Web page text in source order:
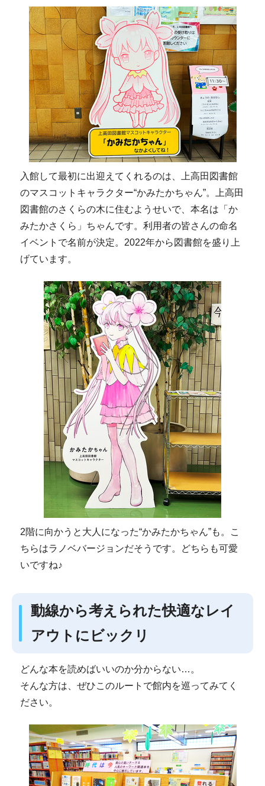
入館して最初に出迎えてくれるのは、上高田図書館
のマスコットキャラクター“かみたかちゃん”。上高田
図書館のさくらの木に住むようせいで、本名は「か
みたかさくら」ちゃんです。利用者の皆さんの命名
イベントで名前が決定。2022年から図書館を盛り上
げています。
2階に向かうと大人になった“かみたかちゃん”も。こ
ちらはラノベバージョンだそうです。どちらも可愛
いですね♪
動線から考えられた快適なレイ
アウトにビックリ
どんな本を読めばいいのか分からない…。
そんな方は、ぜひこのルートで館内を巡ってみてく
ださい。